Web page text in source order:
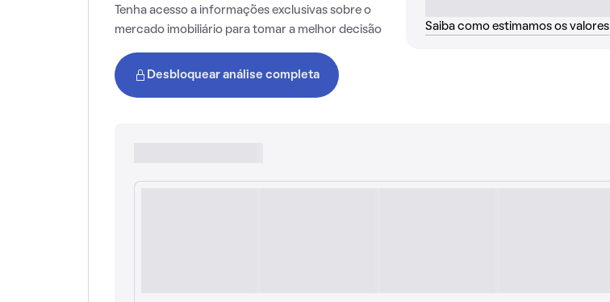
Tenha acesso a informações exclusivas sobre o
mercado imobiliário para tomar a melhor decisão
Desbloquear análise completa
Saiba como estimamos os valores